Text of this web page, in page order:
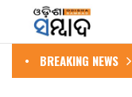
BREAKING NEWS